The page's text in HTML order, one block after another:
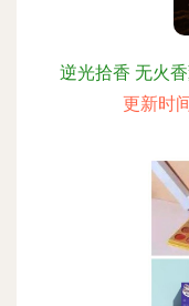
逆光拾香 无火
更新时